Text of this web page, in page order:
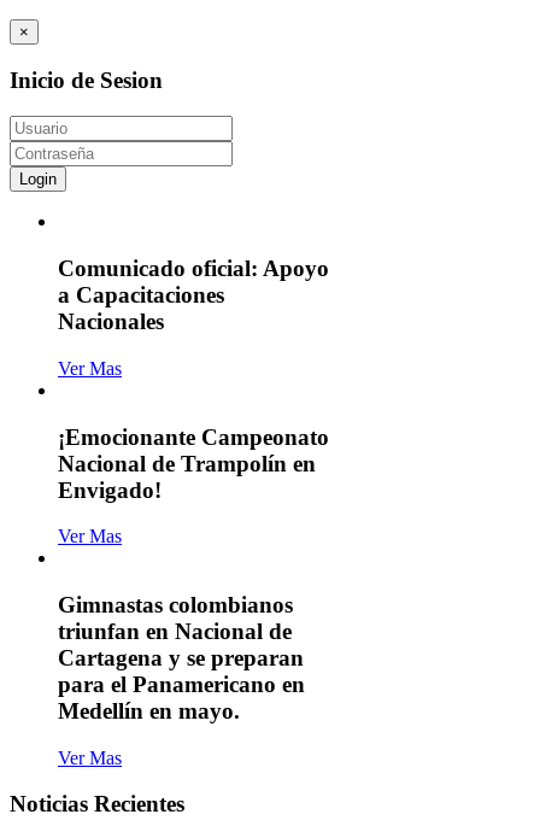
×
Inicio de Sesion
Login
Comunicado oficial: Apoyo
a Capacitaciones
Nacionales
Ver Mas
¡Emocionante Campeonato
Nacional de Trampolín en
Envigado!
Ver Mas
Gimnastas colombianos
triunfan en Nacional de
Cartagena y se preparan
para el Panamericano en
Medellín en mayo.
Ver Mas
Noticias Recientes